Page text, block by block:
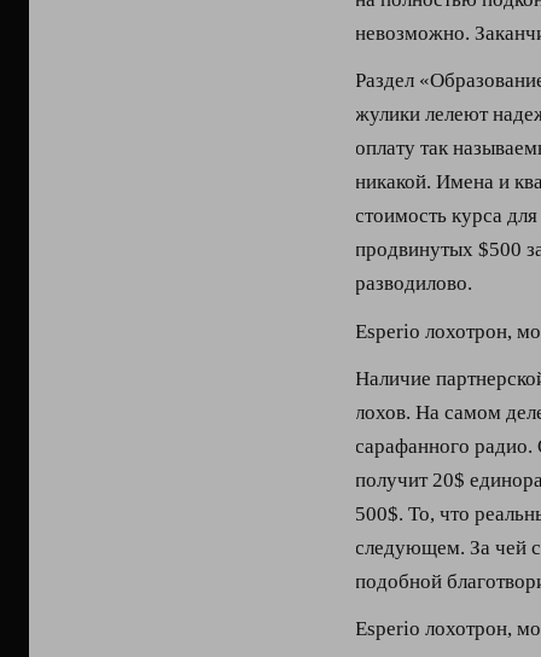
невозможно.
Раздел
жулики лелеют
оплату так
никакой. Имена и
стоимость курса
продвинутых $500
разводилово.
Esperio лохотрон,
Наличие
лохов. На самом
сарафанного радио.
получит 20$
500$. То, что
следующем. За чей
подобной
Esperio лохотрон,